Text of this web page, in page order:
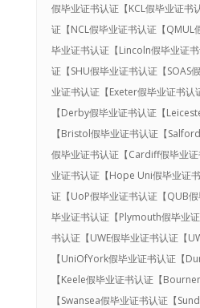
假毕业证书认证【KCL假毕业证书
证【NCL假毕业证书认证【QMUL
毕业证书认证【Lincoln假毕业证
证【SHU假毕业证书认证【SOAS
业证书认证【Exeter假毕业证书
【Derby假毕业证书认证【
【Bristol假毕业证书认证【
假毕业证书认证【Cardiff假毕业
业证书认证【Hope Uni假毕业证
证【UoP假毕业证书认证【QUB
毕业证书认证【Plymouth假毕业
书认证【UWE假毕业证书认证【
【UniOfYork假毕业证书认证【
【Keele假毕业证书认证【
【Swansea假毕业证书认证【